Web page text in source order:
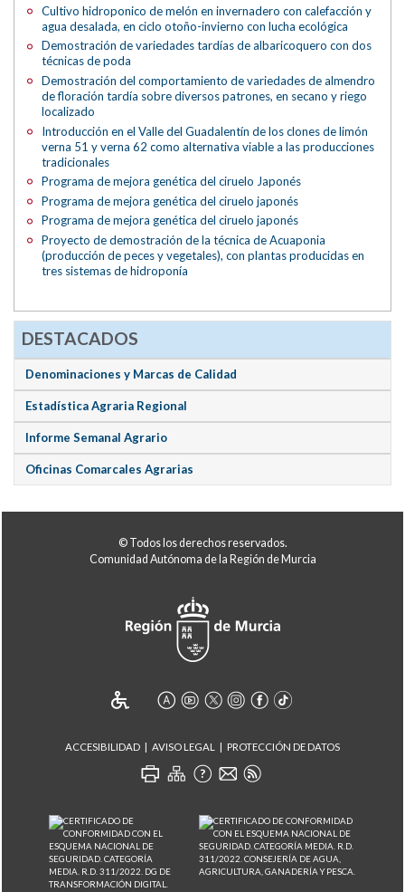
Cultivo hidroponico de melón en invernadero con calefacción y
agua desalada, en ciclo otoño-invierno con lucha ecológica
Demostración de variedades tardías de albaricoquero con dos
técnicas de poda
Demostración del comportamiento de variedades de almendro
de floración tardía sobre diversos patrones, en secano y riego
localizado
Introducción en el Valle del Guadalentín de los clones de limón
verna 51 y verna 62 como alternativa viable a las producciones
tradicionales
Programa de mejora genética del ciruelo Japonés
Programa de mejora genética del ciruelo japonés
Programa de mejora genética del ciruelo japonés
Proyecto de demostración de la técnica de Acuaponia
(producción de peces y vegetales), con plantas producidas en
tres sistemas de hidroponía
DESTACADOS
Denominaciones y Marcas de Calidad
Estadística Agraria Regional
Informe Semanal Agrario
Oficinas Comarcales Agrarias
© Todos los derechos reservados.
Comunidad Autónoma de la Región de Murcia
ACCESIBILIDAD AVISO LEGAL PROTECCIÓN DE DATOS